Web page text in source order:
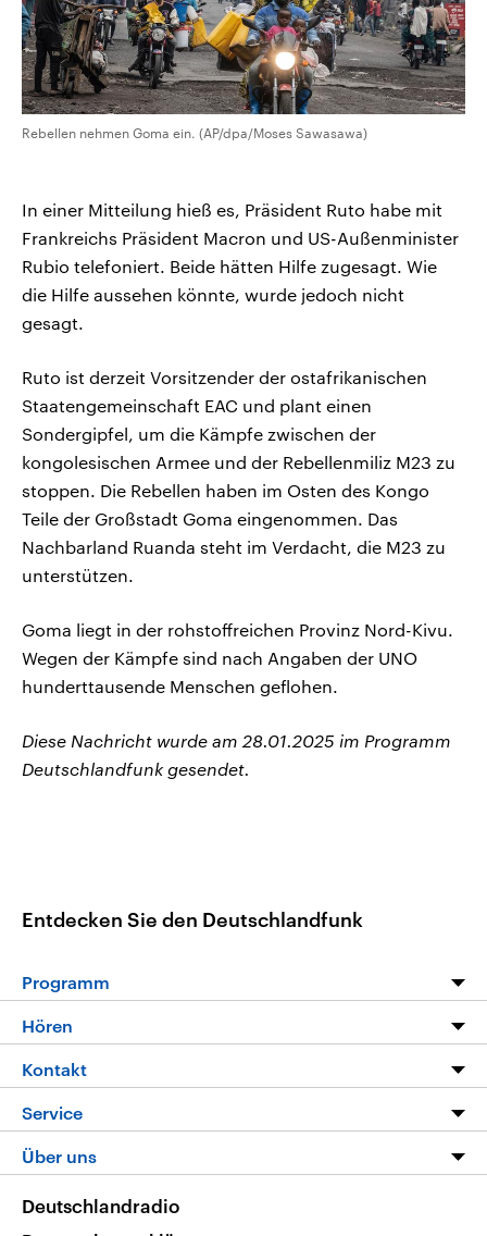
Rebellen nehmen Goma ein. (AP/dpa/Moses Sawasawa)
In einer Mitteilung hieß es, Präsident Ruto habe mit
Frankreichs Präsident Macron und US-Außenminister
Rubio telefoniert. Beide hätten Hilfe zugesagt. Wie
die Hilfe aussehen könnte, wurde jedoch nicht
gesagt.
Ruto ist derzeit Vorsitzender der ostafrikanischen
Staatengemeinschaft EAC und plant einen
Sondergipfel, um die Kämpfe zwischen der
kongolesischen Armee und der Rebellenmiliz M23 zu
stoppen. Die Rebellen haben im Osten des Kongo
Teile der Großstadt Goma eingenommen. Das
Nachbarland Ruanda steht im Verdacht, die M23 zu
unterstützen.
Goma liegt in der rohstoffreichen Provinz Nord-Kivu.
Wegen der Kämpfe sind nach Angaben der UNO
hunderttausende Menschen geflohen.
Diese Nachricht wurde am 28.01.2025 im Programm
Deutschlandfunk gesendet.
Entdecken Sie den Deutschlandfunk
Programm
Programm
Die Nachrichten
Nachrichtenleicht
Neue Beiträge auf dlf.de
Hören
Livestream
Podcasts
Deutschlandfunk App
Nachrichten App
Kontakt
Hörerservice
Service
FAQ
Veranstaltungen
Über uns
Deutschlandradio